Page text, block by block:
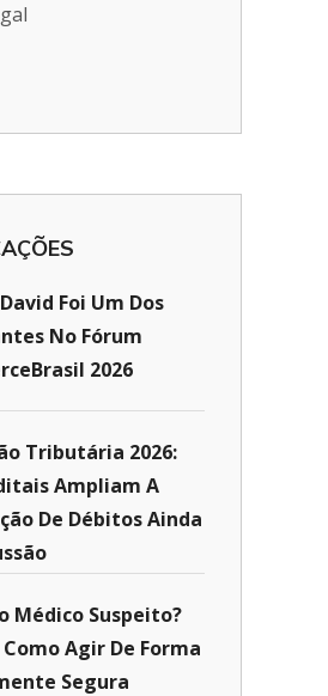
Foi Um Dos
No Fórum
2026
Tributária 2026:
Ampliam A
De Débitos Ainda
Médico Suspeito?
Agir De Forma
Segura